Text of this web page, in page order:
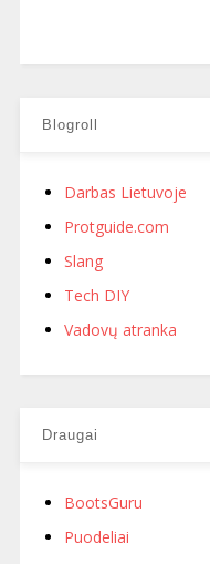
Blogroll
Darbas Lietuvoje
Protguide.com
Slang
Tech DIY
Vadovų atranka
Draugai
BootsGuru
Puodeliai